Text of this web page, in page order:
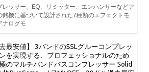
レッサー、EQ、リミッター、エンハンサーなどア
銘機に基づいて設計された7種類のエフェクトモ
ナログモ
去最安値】 3バンドのSSLグルーコンプレッ
を実現する、プロフェッショナルのため
のマルチバンドバスコンプレッサー Solid